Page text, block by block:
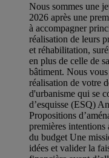
Nous sommes une
2026 après une
à accompagner
réalisation de leurs
et réhabilitation,
en plus de celle de
bâtiment. Nous
réalisation de votre
d'urbanisme qui se
d’esquisse (ESQ)
Propositions
premières
du budget Une
idées et valider la